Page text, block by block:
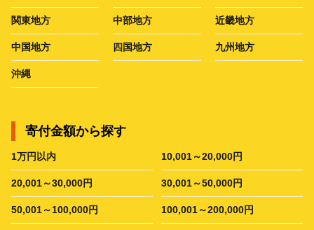
関東地方 中部地方 近畿地方
中国地方 四国地方 九州地方
沖縄
寄付金額から探す
1万円以内 10,001～20,000円
20,001～30,000円 30,001～50,000円
50,001～100,000円 100,001～200,000円